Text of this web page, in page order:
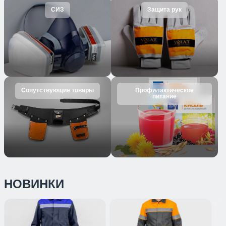
СИЗ Защита рук
Сопутствующие товары
Профилактическое
питание
НОВИНКИ